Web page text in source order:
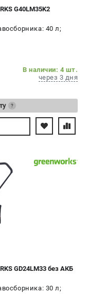
G40LM35K2
40 л;
В наличии: 4 шт.
через 3 дня
?
GD24LM33 без АКБ
30 л;